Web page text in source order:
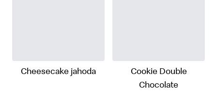
Cheesecake jahoda
Cookie Double
Chocolate